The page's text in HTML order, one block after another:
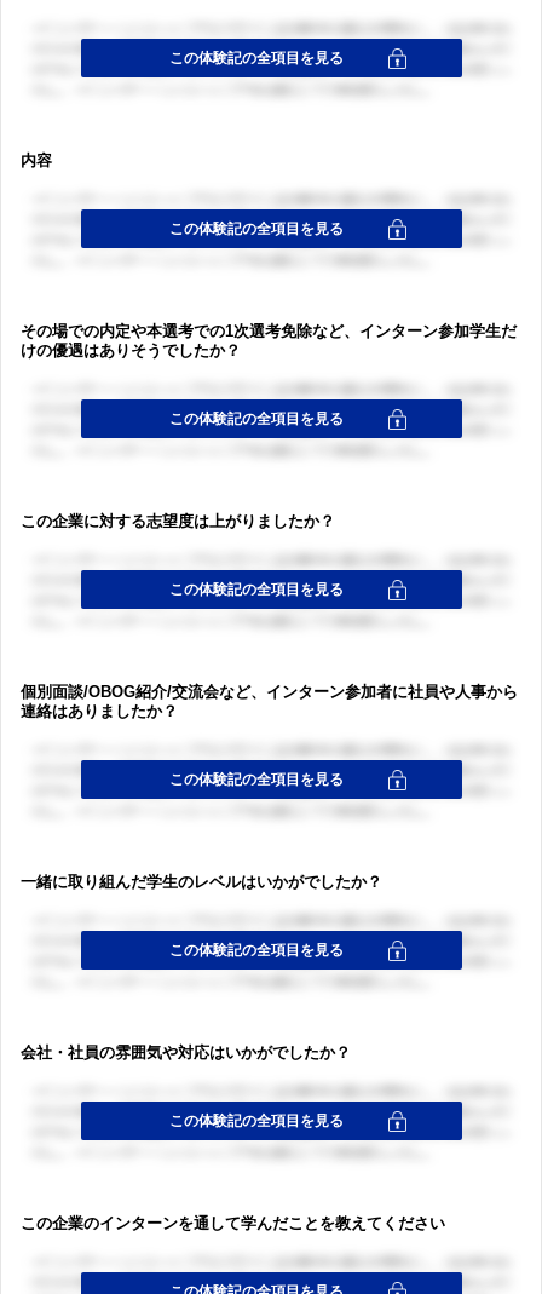
内容
その場での内定や本選考での1次選考免除など、インターン参加学生だ
けの優遇はありそうでしたか？
この企業に対する志望度は上がりましたか？
個別面談/OBOG紹介/交流会など、インターン参加者に社員や人事から
連絡はありましたか？
一緒に取り組んだ学生のレベルはいかがでしたか？
会社・社員の雰囲気や対応はいかがでしたか？
この企業のインターンを通して学んだことを教えてください